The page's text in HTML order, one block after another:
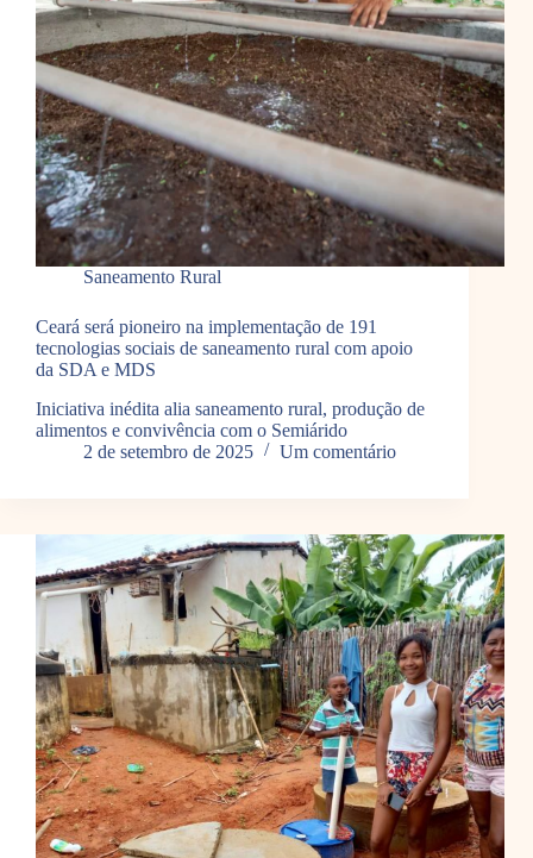
Saneamento Rural
Ceará será pioneiro na implementação de 191
tecnologias sociais de saneamento rural com apoio
da SDA e MDS
Iniciativa inédita alia saneamento rural, produção de
alimentos e convivência com o Semiárido
2 de setembro de 2025
Um comentário